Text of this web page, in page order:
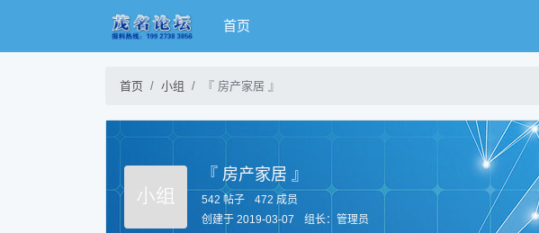
首页
首页 小组 『 房产家居 』
『 房产家居 』
542 帖子
472 成员
创建于 2019-03-07
组长： 管理员